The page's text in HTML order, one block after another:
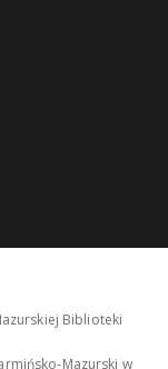
Biblioteki
Mazurski w